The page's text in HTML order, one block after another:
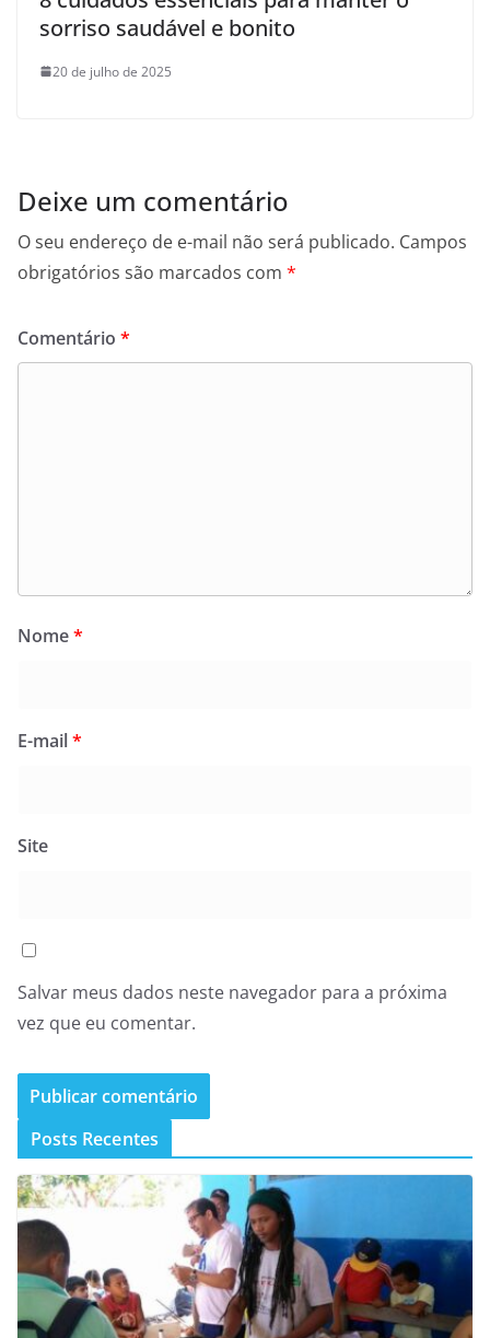
sorriso saudável e bonito
20 de julho de 2025
Deixe um comentário
O seu endereço de e-mail não será publicado. Campos
obrigatórios são marcados com *
Comentário *
Nome*
E-mail*
Site
Salvar meus dados neste navegador para a próxima
vez que eu comentar.
Posts Recentes